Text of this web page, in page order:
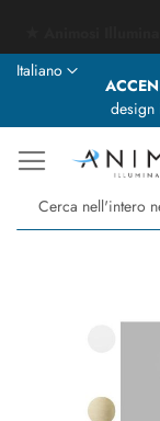
Lingua
Italiano